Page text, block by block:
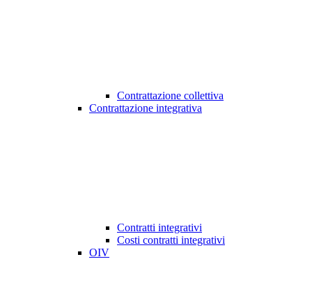
Contrattazione collettiva
Contrattazione integrativa
Contratti integrativi
Costi contratti integrativi
OIV